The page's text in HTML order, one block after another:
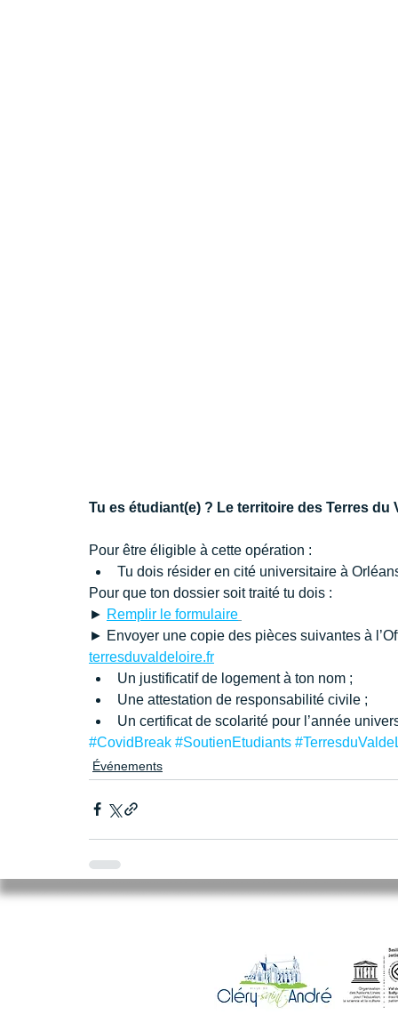
Tu es étudiant(e) ? Le territoire des Terres du
Pour être éligible à cette opération :
Tu dois résider en cité universitaire à
Pour que ton dossier soit traité tu dois :
► Remplir le formulaire
► Envoyer une copie des pièces suivantes à
terresduvaldeloire.fr
Un justificatif de logement à ton nom ;
Une attestation de responsabilité civile ;
Un certificat de scolarité pour l’année
#CovidBreak #SoutienEtudiants
Événements